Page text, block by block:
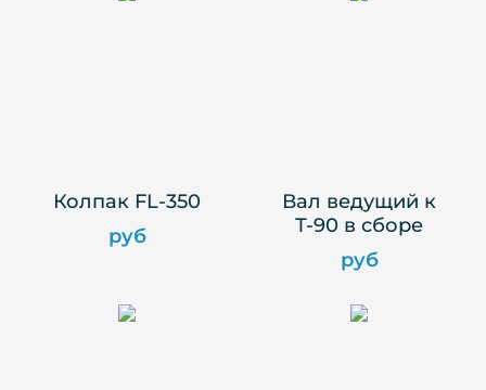
Колпак FL-350
руб
Вал ведущий к
Т-90 в сборе
руб